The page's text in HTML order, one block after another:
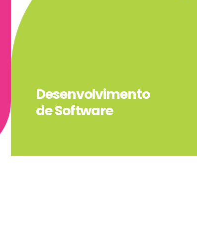
Desenvolvimento
de Software